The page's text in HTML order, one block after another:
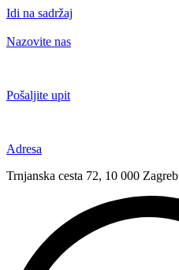
Idi na sadržaj
Nazovite nas
Pošaljite upit
Adresa
Trnjanska cesta 72, 10 000 Zagreb